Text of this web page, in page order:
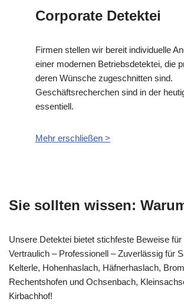
Corporate Detektei
Firmen stellen wir bereit individuelle
einer modernen Betriebsdetektei, die
deren Wünsche zugeschnitten sind.
Geschäftsrecherchen sind in der
essentiell.
Mehr erschließen >
Sie sollten wissen:
Unsere Detektei bietet stichfeste Beweise für
Vertraulich – Professionell – Zuverlässig für
Kelterle, Hohenhaslach, Häfnerhaslach,
Rechentshofen und Ochsenbach,
Kirbachhof!